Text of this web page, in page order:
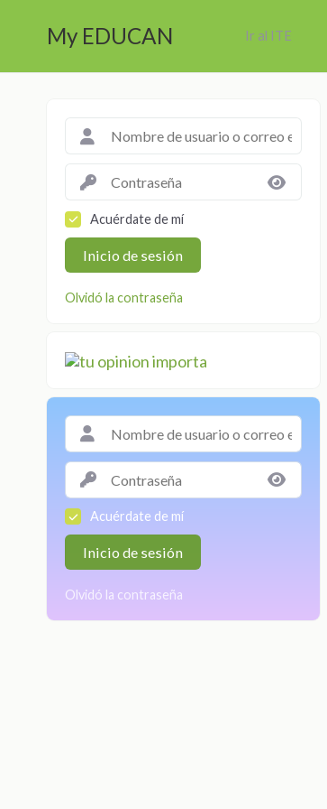
My EDUCAN Ir al ITE
Acuérdate de mí
Inicio de sesión
Olvidó la contraseña
Acuérdate de mí
Inicio de sesión
Olvidó la contraseña